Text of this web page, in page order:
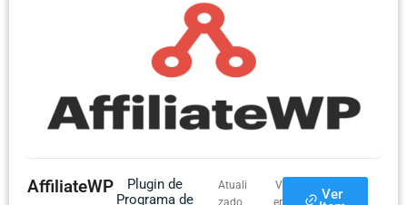
AffiliateWP
Plugin de
Programa de
Atuali
zado
V
er
Ver